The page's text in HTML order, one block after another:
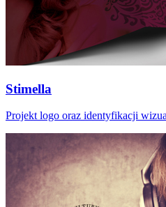
Stimella
Projekt logo oraz identyfikacji